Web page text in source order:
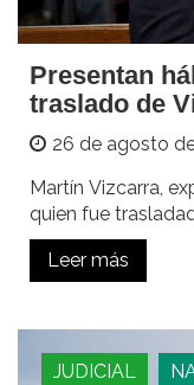
Presentan
traslado de
26 de agosto
Martín Vizcarra,
quien fue
Leer más
JUDICIAL